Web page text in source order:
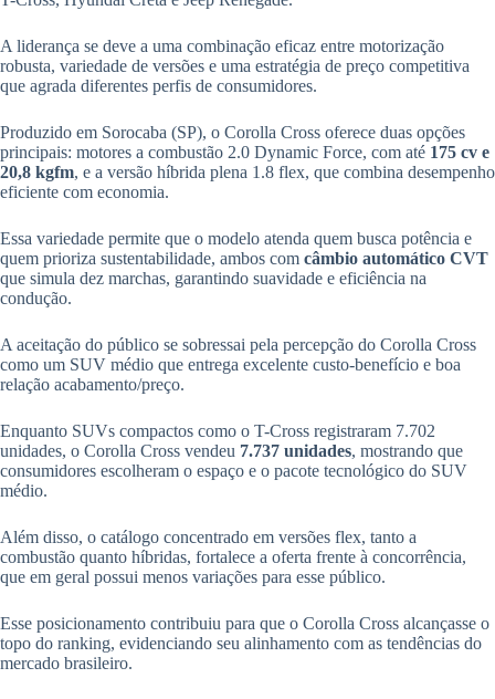
A liderança se deve a uma combinação eficaz entre motorização
robusta, variedade de versões e uma estratégia de preço competitiva
que agrada diferentes perfis de consumidores.
Produzido em Sorocaba (SP), o Corolla Cross oferece duas opções
principais: motores a combustão 2.0 Dynamic Force, com até 175 cv e
20,8 kgfm, e a versão híbrida plena 1.8 flex, que combina desempenho
eficiente com economia.
Essa variedade permite que o modelo atenda quem busca potência e
quem prioriza sustentabilidade, ambos com câmbio automático CVT
que simula dez marchas, garantindo suavidade e eficiência na
condução.
A aceitação do público se sobressai pela percepção do Corolla Cross
como um SUV médio que entrega excelente custo-benefício e boa
relação acabamento/preço.
Enquanto SUVs compactos como o T-Cross registraram 7.702
unidades, o Corolla Cross vendeu 7.737 unidades, mostrando que
consumidores escolheram o espaço e o pacote tecnológico do SUV
médio.
Além disso, o catálogo concentrado em versões flex, tanto a
combustão quanto híbridas, fortalece a oferta frente à concorrência,
que em geral possui menos variações para esse público.
Esse posicionamento contribuiu para que o Corolla Cross alcançasse o
topo do ranking, evidenciando seu alinhamento com as tendências do
mercado brasileiro.